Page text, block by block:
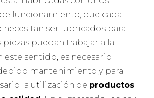
funcionamiento, que cada
ser lubricados para
piezas puedan trabajar a la
este sentido, es necesario
mantenimiento y para
la utilización de productos